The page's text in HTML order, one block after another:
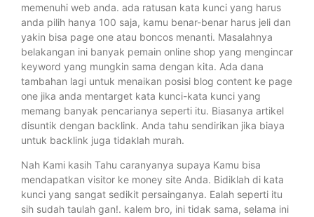
memenuhi web anda. ada ratusan kata kunci yang harus
anda pilih hanya 100 saja, kamu benar-benar harus jeli dan
yakin bisa page one atau boncos menanti. Masalahnya
belakangan ini banyak pemain online shop yang mengincar
keyword yang mungkin sama dengan kita. Ada dana
tambahan lagi untuk menaikan posisi blog content ke page
one jika anda mentarget kata kunci-kata kunci yang
memang banyak pencarianya seperti itu. Biasanya artikel
disuntik dengan backlink. Anda tahu sendirikan jika biaya
untuk backlink juga tidaklah murah.
Nah Kami kasih Tahu caranyanya supaya Kamu bisa
mendapatkan visitor ke money site Anda. Bidiklah di kata
kunci yang sangat sedikit persainganya. Ealah seperti itu
sih sudah taulah gan!. kalem bro, ini tidak sama, selama ini